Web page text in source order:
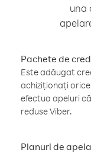
una
Pachete de
Este adăugat
achiziționați
efectua apeluri
reduse Viber.
Planuri de